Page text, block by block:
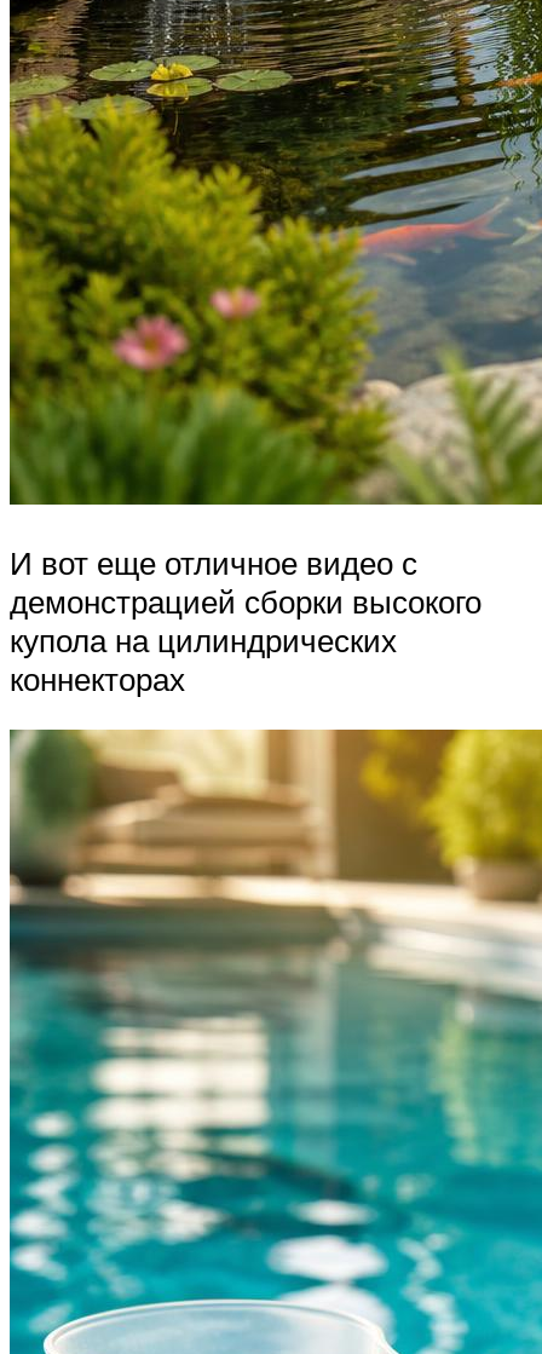
И вот еще отличное видео с
демонстрацией сборки высокого
купола на цилиндрических
коннекторах